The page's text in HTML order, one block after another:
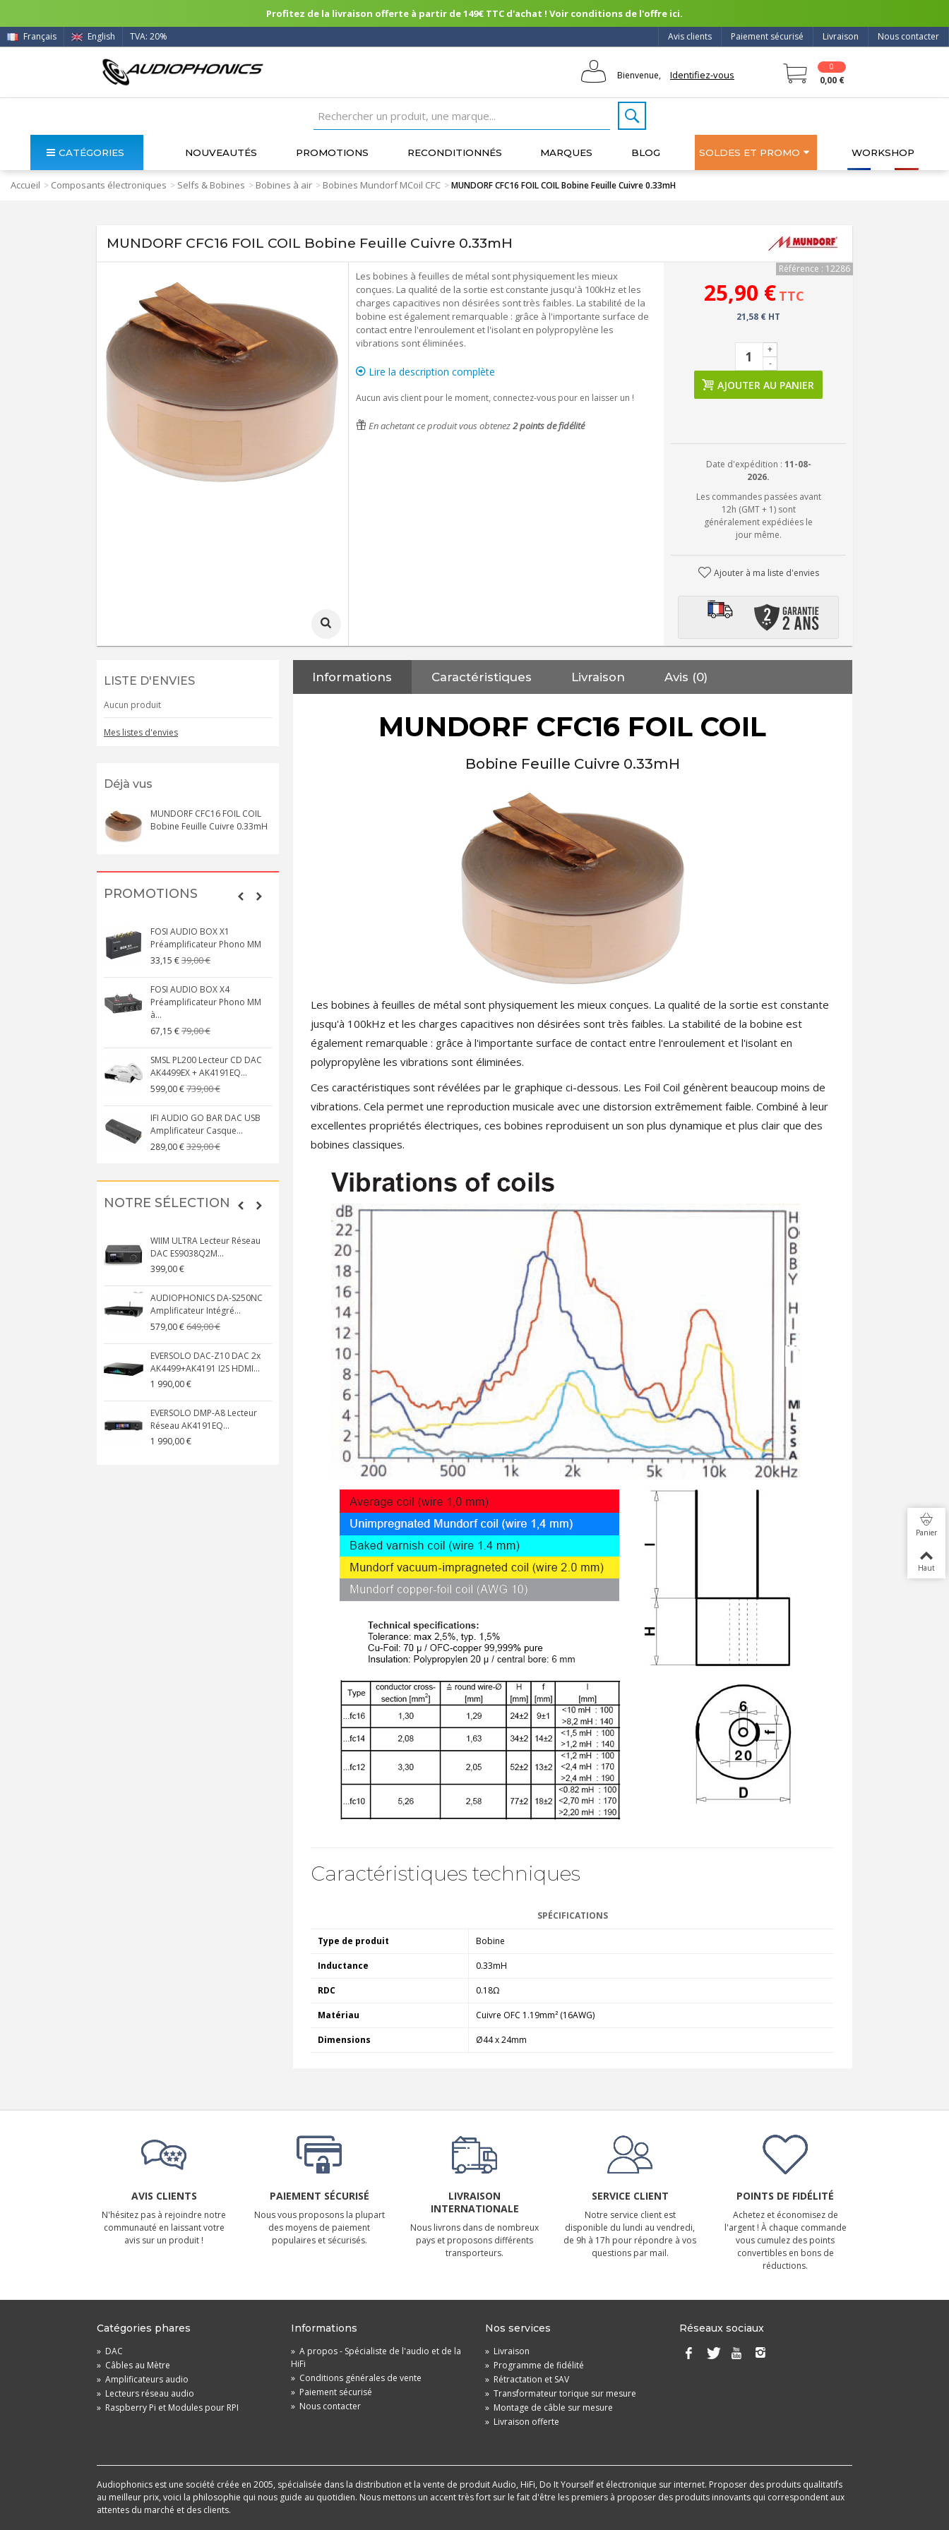
Profitez de la livraison offerte à partir de 149€ TTC d'achat ! Voir conditions de l'offre ici.
Nous contacter
Livraison
Paiement sécurisé
Avis clients
Français English TVA: 20%
Bienvenue, Identifiez-vous
0
0,00 €
CATÉGORIES NOUVEAUTÉS PROMOTIONS RECONDITIONNÉS MARQUES BLOG SOLDES ET PROMO WORKSHOP
Accueil > Composants électroniques > Selfs & Bobines > Bobines à air > Bobines Mundorf MCoil CFC >MUNDORF CFC16 FOIL COIL Bobine Feuille Cuivre 0.33mH
MUNDORF CFC16 FOIL COIL Bobine Feuille Cuivre 0.33mH
Les bobines à feuilles de métal sont physiquement les mieux
conçues. La qualité de la sortie est constante jusqu'à 100kHz et les
charges capacitives non désirées sont très faibles. La stabilité de la
bobine est également remarquable : grâce à l'importante surface de
contact entre l'enroulement et l'isolant en polypropylène les
vibrations sont éliminées.
Lire la description complète
Aucun avis client pour le moment, connectez-vous pour en laisser un !
En achetant ce produit vous obtenez2points de fidélité
Référence : 12286
25,90 € TTC
21,58 € HT
-
+
AJOUTER AU PANIER
Date d'expédition : 11-08-
2026.
Les commandes passées avant
12h (GMT + 1) sont
généralement expédiées le
jour même.
Ajouter à ma liste d'envies
LISTE D'ENVIES
Aucun produit
Mes listes d'envies
Déjà vus
MUNDORF CFC16 FOIL COIL
Bobine Feuille Cuivre 0.33mH
PROMOTIONS
FOSI AUDIO BOX X1
Préamplificateur Phono MM
33,15 €39,00 €
FOSI AUDIO BOX X4
Préamplificateur Phono MM
à...
67,15 €79,00 €
SMSL PL200 Lecteur CD DAC
AK4499EX + AK4191EQ...
599,00 €739,00 €
IFI AUDIO GO BAR DAC USB
Amplificateur Casque...
289,00 €329,00 €
MKSX4 Enceinte Subwoofer...
149,00 € 179,90 €
AUDIOPHONICS DA-S250NC
Amplificateur Intégré...
FOSI AUDIO CA30
159,99 €
NOTRE SÉLECTION
WIIM ULTRA Lecteur Réseau
DAC ES9038Q2M...
399,00 €
AUDIOPHONICS DA-S250NC
Amplificateur Intégré...
579,00 €649,00 €
EVERSOLO DAC-Z10 DAC 2x
AK4499+AK4191 I2S HDMI...
1 990,00 €
EVERSOLO DMP-A8 Lecteur
Réseau AK4191EQ...
1 990,00 €
Amplificateur Intégré...
790,00 €
DAN CLARK AUDIO AEON 2
CLOSED NOIRE Casque...
919,00 €
EVERSOLO DMP-A6 MASTER
EDITION GEN 2 Lecteur...
1 290,00 €
LUXSIN X9 DAC Amplificateur
Casque AK4191 +...
1 099,00 €
Informations Caractéristiques Livraison Avis (0)
MUNDORF CFC16 FOIL COIL
Bobine Feuille Cuivre 0.33mH
Les bobines à feuilles de métal sont physiquement les mieux conçues. La qualité de la sortie est constante
jusqu'à 100kHz et les charges capacitives non désirées sont très faibles. La stabilité de la bobine est
également remarquable : grâce à l'importante surface de contact entre l'enroulement et l'isolant en
polypropylène les vibrations sont éliminées.
Ces caractéristiques sont révélées par le graphique ci-dessous. Les Foil Coil génèrent beaucoup moins de
vibrations. Cela permet une reproduction musicale avec une distorsion extrêmement faible. Combiné à leur
excellentes propriétés électriques, ces bobines reproduisent un son plus dynamique et plus clair que des
bobines classiques.
Caractéristiques techniques
SPÉCIFICATIONS
Type de produit Bobine
Inductance 0.33mH
RDC 0.18Ω
Matériau Cuivre OFC 1.19mm² (16AWG)
Dimensions Ø44 x 24mm
AVIS CLIENTS
N'hésitez pas à rejoindre notre
communauté en laissant votre
avis sur un produit !
PAIEMENT SÉCURISÉ
Nous vous proposons la plupart
des moyens de paiement
populaires et sécurisés.
LIVRAISON
INTERNATIONALE
Nous livrons dans de nombreux
pays et proposons différents
transporteurs.
SERVICE CLIENT
Notre service client est
disponible du lundi au vendredi,
de 9h à 17h pour répondre à vos
questions par mail.
POINTS DE FIDÉLITÉ
Achetez et économisez de
l'argent ! À chaque commande
vous cumulez des points
convertibles en bons de
réductions.
Catégories phares
» DAC
» Câbles au Mètre
» Amplificateurs audio
» Lecteurs réseau audio
» Raspberry Pi et Modules pour RPI
Informations
» A propos - Spécialiste de l'audio et de la
HiFi
» Conditions générales de vente
» Paiement sécurisé
» Nous contacter
Nos services
» Livraison
» Programme de fidélité
» Rétractation et SAV
» Transformateur torique sur mesure
» Montage de câble sur mesure
» Livraison offerte
Réseaux sociaux
Audiophonics est une société créée en 2005, spécialisée dans la distribution et la vente de produit Audio, HiFi, Do It Yourself et électronique sur internet. Proposer des produits qualitatifs
au meilleur prix, voici la philosophie qui nous guide au quotidien. Nous mettons un accent très fort sur le fait d'être les premiers à proposer des produits innovants qui correspondent aux
attentes du marché et des clients.
Panier
Haut